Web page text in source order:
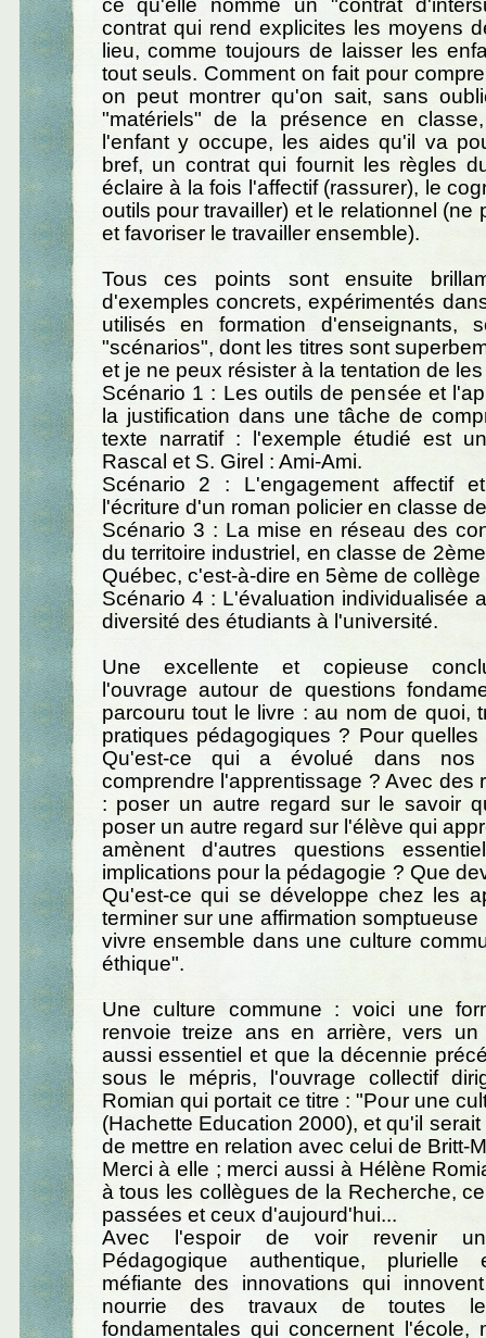
contrat qui rend explicites les moyens
lieu, comme toujours de laisser les
tout seuls. Comment on fait pour
on peut montrer qu'on sait, sans
"matériels" de la présence en
l'enfant y occupe, les aides qu'il va
bref, un contrat qui fournit les règles
éclaire à la fois l'affectif (rassurer), le
outils pour travailler) et le relationnel (ne
et favoriser le travailler ensemble).
Tous ces points sont ensuite
d'exemples concrets, expérimentés
utilisés en formation d'enseignants,
"scénarios", dont les titres sont
et je ne peux résister à la tentation de
Scénario 1 : Les outils de pensée et
la justification dans une tâche de
texte narratif : l'exemple étudié est
Rascal et S. Girel : Ami-Ami.
Scénario 2 : L'engagement affectif
l'écriture d'un roman policier en classe
Scénario 3 : La mise en réseau des
du territoire industriel, en classe de
Québec, c'est-à-dire en 5ème de collège
Scénario 4 : L'évaluation individualisée
diversité des étudiants à l'université.
Une excellente et copieuse
l'ouvrage autour de questions
parcouru tout le livre : au nom de quoi,
pratiques pédagogiques ? Pour
Qu'est-ce qui a évolué dans nos
comprendre l'apprentissage ? Avec des
: poser un autre regard sur le savoir
poser un autre regard sur l'élève qui
amènent d'autres questions
implications pour la pédagogie ? Que
Qu'est-ce qui se développe chez les
terminer sur une affirmation
vivre ensemble dans une culture
éthique".
Une culture commune : voici une
renvoie treize ans en arrière, vers un
aussi essentiel et que la décennie
sous le mépris, l'ouvrage collectif
Romian qui portait ce titre : "Pour une
(Hachette Education 2000), et qu'il
de mettre en relation avec celui de Britt-
Merci à elle ; merci aussi à Hélène
à tous les collègues de la Recherche,
passées et ceux d'aujourd'hui...
Avec l'espoir de voir revenir
Pédagogique authentique, plurielle
méfiante des innovations qui
nourrie des travaux de toutes
fondamentales qui concernent l'école,